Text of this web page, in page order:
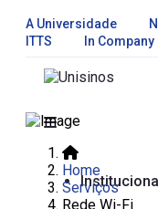
A Universidade
ITTS
In Company
Home
Serviços
Rede Wi-Fi